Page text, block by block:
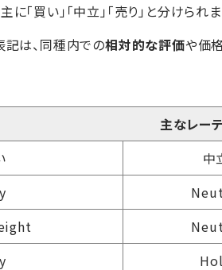
「買い」「中立」「売り」と分けら
記は、同種内での相対的な評価や価
主なレー
中